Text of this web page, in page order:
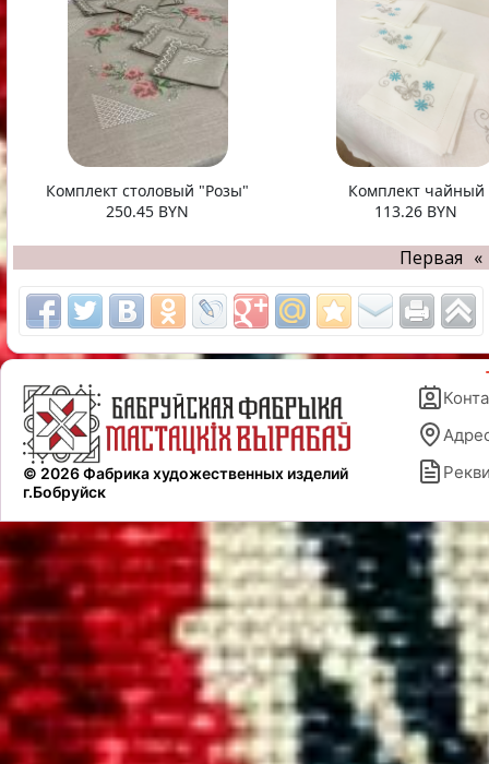
Комплект столовый "Розы"
250.45 BYN
Комплект чайный
113.26 BYN
Первая «
© 2026 Фабрика художественных изделий
г.Бобруйск